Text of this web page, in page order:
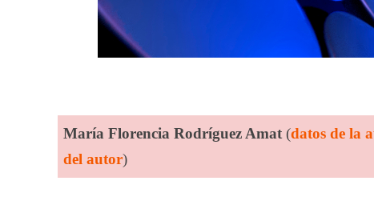
María Florencia Rodríguez Amat (datos de la
del autor)